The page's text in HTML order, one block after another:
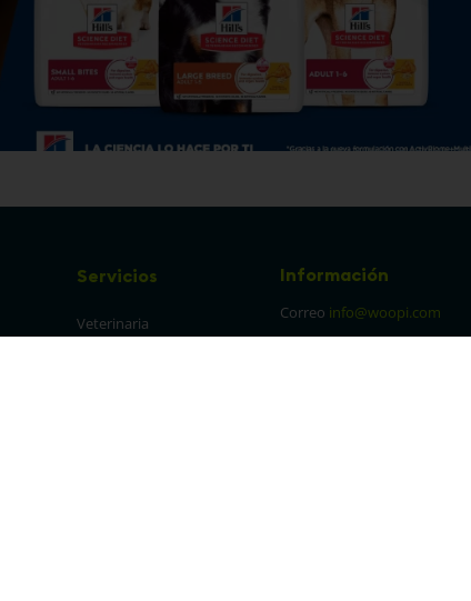
Servicios
Veterinaria
Información
Correo info@woopi.com